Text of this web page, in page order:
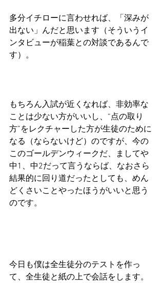
多分イチローに言わせれば、「深みが
出ない」んだと思います（そういうイ
ンタビューが稲葉との対談であるんで
す）。
もちろん入試が近くなれば、非効率な
ことは少ない方がいいし、“点の取り
方”をレクチャーした方が生徒のために
なる（ならないけど）のですが、今の
このゴールデンウィークだ、ましてや
中1、中2だって言うならば、なおさら
結果的に回り道だったとしても、めん
どくさいことやったほうがいいと思う
のです。
今日も僕は全生徒分のテストを作っ
て、全生徒と紙の上で会話をします。